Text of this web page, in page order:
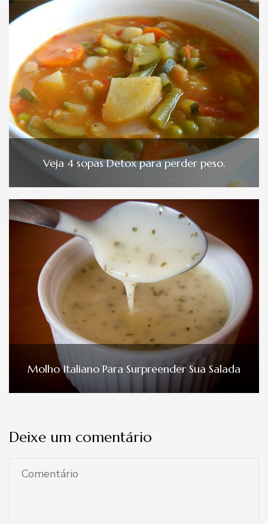
Veja 4 sopas Detox para perder peso.
Molho Italiano Para Surpreender Sua Salada
Deixe um comentário